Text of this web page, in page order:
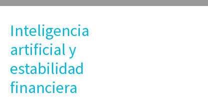
Inteligencia
artificial y
estabilidad
financiera